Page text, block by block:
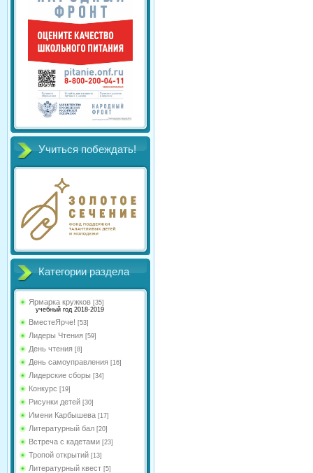
Учиться побеждать!
Категории раздела
Ярмарка кружков [35]
учебный год 2018-2019
ВместеЯрче! [53]
Лидеры Чтения [59]
День чтения [8]
День самоуправления [16]
Лидерские сборы [34]
Конкурс [19]
Рисунки детей [30]
Имени Карбышева [17]
Литературный бал [20]
Встреча с кадетами [23]
Тропой открытий [13]
Литературный квест [5]